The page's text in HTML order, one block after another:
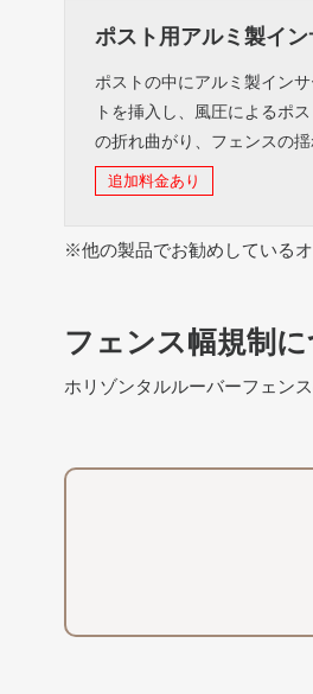
ポスト用アルミ製イン
ポストの中にアルミ製インサ
トを挿入し、風圧によるポス
の折れ曲がり、フェンスの揺
追加料金あり
※他の製品でお勧めしている
フェンス幅規制
ホリゾンタルルーバーフェン